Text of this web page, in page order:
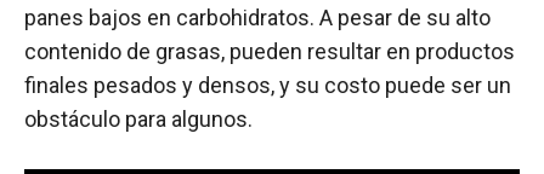
panes bajos en carbohidratos. A pesar de su alto
contenido de grasas, pueden resultar en productos
finales pesados y densos, y su costo puede ser un
obstáculo para algunos.